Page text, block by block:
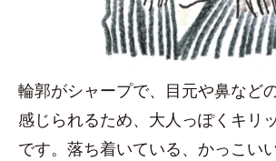
輪郭がシャープで、目元や鼻など
感じられるため、大人っぽくキリ
です。落ち着いている、かっこい